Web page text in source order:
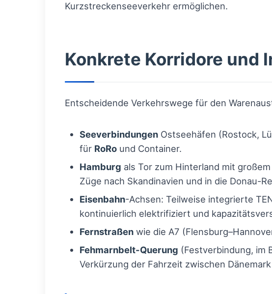
Kurzstreckenseeverkehr ermöglichen.
Konkrete Korridore und
Entscheidende Verkehrswege für den
Seeverbindungen Ostseehäfen (Rostock,
für RoRo und Container.
Hamburg als Tor zum Hinterland mit
Züge nach Skandinavien und in die Donau-
Eisenbahn-Achsen: Teilweise integrierte
kontinuierlich elektrifiziert und
Fernstraßen wie die A7
Fehmarnbelt-Querung (Festverbindung, im
Verkürzung der Fahrzeit zwischen